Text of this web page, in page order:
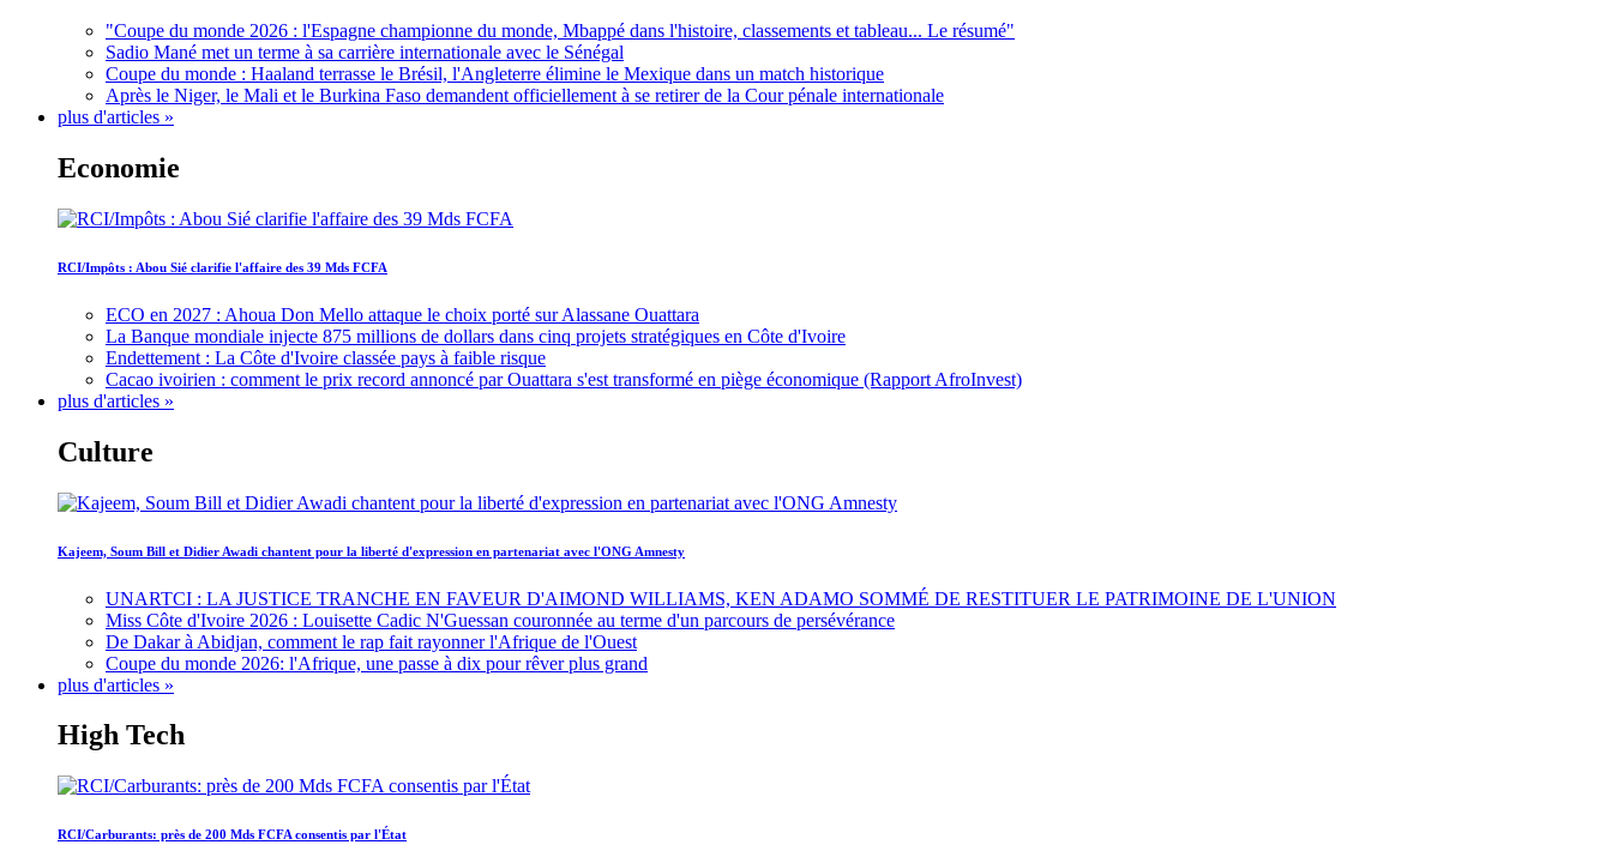
"Coupe du monde 2026 : l'Espagne championne du monde, Mbappé dans l'histoire, classements et tableau... Le résumé"
Sadio Mané met un terme à sa carrière internationale avec le Sénégal
Coupe du monde : Haaland terrasse le Brésil, l'Angleterre élimine le Mexique dans un match historique
Après le Niger, le Mali et le Burkina Faso demandent officiellement à se retirer de la Cour pénale internationale
plus d'articles »
Economie
RCI/Impôts : Abou Sié clarifie l'affaire des 39 Mds FCFA
ECO en 2027 : Ahoua Don Mello attaque le choix porté sur Alassane Ouattara
La Banque mondiale injecte 875 millions de dollars dans cinq projets stratégiques en Côte d'Ivoire
Endettement : La Côte d'Ivoire classée pays à faible risque
Cacao ivoirien : comment le prix record annoncé par Ouattara s'est transformé en piège économique (Rapport AfroInvest)
plus d'articles »
Culture
Kajeem, Soum Bill et Didier Awadi chantent pour la liberté d'expression en partenariat avec l'ONG Amnesty
UNARTCI : LA JUSTICE TRANCHE EN FAVEUR D'AIMOND WILLIAMS, KEN ADAMO SOMMÉ DE RESTITUER LE PATRIMOINE DE L'UNION
Miss Côte d'Ivoire 2026 : Louisette Cadic N'Guessan couronnée au terme d'un parcours de persévérance
De Dakar à Abidjan, comment le rap fait rayonner l'Afrique de l'Ouest
Coupe du monde 2026: l'Afrique, une passe à dix pour rêver plus grand
plus d'articles »
High Tech
RCI/Carburants: près de 200 Mds FCFA consentis par l'État